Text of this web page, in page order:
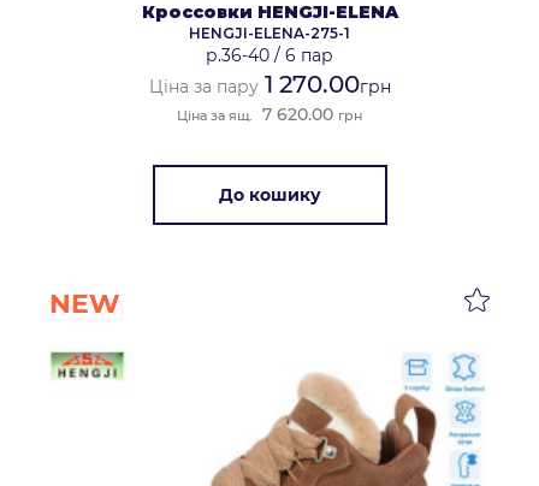
Кроссовки HENGJI-ELENA
HENGJI-ELENA-275-1
р.36-40 / 6 пар
Ціна за пару1 270.00грн
Ціна за ящ. 7 620.00 грн
До кошику
NEW